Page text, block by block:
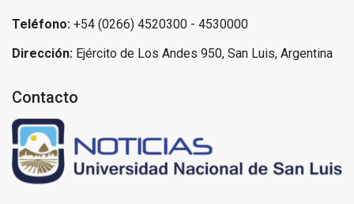
Teléfono: +54 (0266) 4520300 - 4530000
Dirección: Ejército de Los Andes 950, San Luis, Argentina
Contacto